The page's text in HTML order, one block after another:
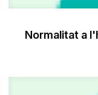
Normalitat a